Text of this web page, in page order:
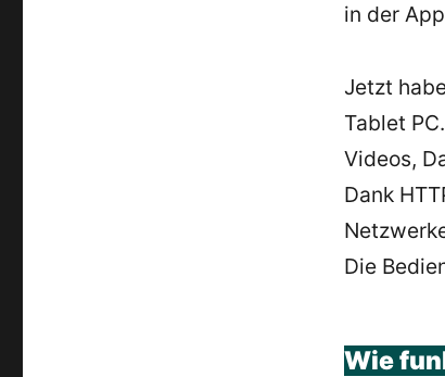
in der
Jetzt
Tablet
Videos,
Dank
Die
Wie